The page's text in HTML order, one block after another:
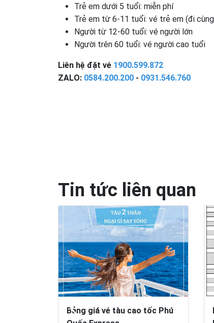
Trẻ em dưới 5 tuổi: miễn phí
Trẻ em từ 6-11 tuổi: vé trẻ em (đi
Người từ 12-60 tuổi: vé người lớn
Người trên 60 tuổi: vé người cao tuổi
Liên hệ đặt vé 1900.599.872
ZALO: 0584.200.200 - 0931.546.760
Tin tức liên quan
Bảng giá vé tàu cao tốc Phú